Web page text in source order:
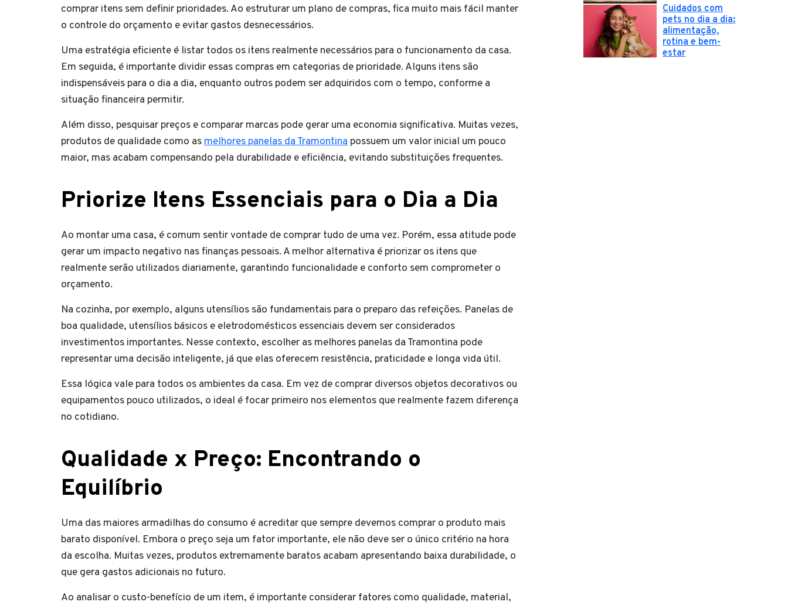
comprar itens sem definir prioridades. Ao estruturar um plano de compras, fica muito mais fácil manter
o controle do orçamento e evitar gastos desnecessários.
Uma estratégia eficiente é listar todos os itens realmente necessários para o funcionamento da casa.
Em seguida, é importante dividir essas compras em categorias de prioridade. Alguns itens são
indispensáveis para o dia a dia, enquanto outros podem ser adquiridos com o tempo, conforme a
situação financeira permitir.
Além disso, pesquisar preços e comparar marcas pode gerar uma economia significativa. Muitas vezes,
produtos de qualidade como as melhores panelas da Tramontina possuem um valor inicial um pouco
maior, mas acabam compensando pela durabilidade e eficiência, evitando substituições frequentes.
Priorize Itens Essenciais para o Dia a Dia
Ao montar uma casa, é comum sentir vontade de comprar tudo de uma vez. Porém, essa atitude pode
gerar um impacto negativo nas finanças pessoais. A melhor alternativa é priorizar os itens que
realmente serão utilizados diariamente, garantindo funcionalidade e conforto sem comprometer o
orçamento.
Na cozinha, por exemplo, alguns utensílios são fundamentais para o preparo das refeições. Panelas de
boa qualidade, utensílios básicos e eletrodomésticos essenciais devem ser considerados
investimentos importantes. Nesse contexto, escolher as melhores panelas da Tramontina pode
representar uma decisão inteligente, já que elas oferecem resistência, praticidade e longa vida útil.
Essa lógica vale para todos os ambientes da casa. Em vez de comprar diversos objetos decorativos ou
equipamentos pouco utilizados, o ideal é focar primeiro nos elementos que realmente fazem diferença
no cotidiano.
Qualidade x Preço: Encontrando o
Equilíbrio
Uma das maiores armadilhas do consumo é acreditar que sempre devemos comprar o produto mais
barato disponível. Embora o preço seja um fator importante, ele não deve ser o único critério na hora
da escolha. Muitas vezes, produtos extremamente baratos acabam apresentando baixa durabilidade, o
que gera gastos adicionais no futuro.
Ao analisar o custo-benefício de um item, é importante considerar fatores como qualidade, material,
Cuidados com
pets no dia a dia:
alimentação,
rotina e bem-
estar